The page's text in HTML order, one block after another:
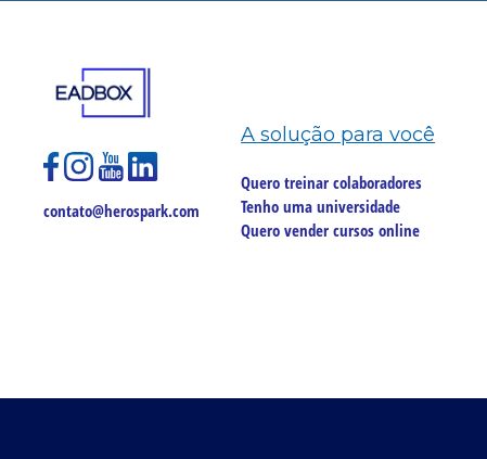
contato@herospark.com
A solução para você
Quero treinar colaboradores
Tenho uma universidade
Quero vender cursos online